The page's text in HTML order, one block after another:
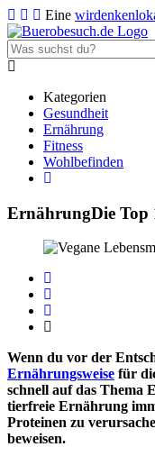
Eine
Kategorien
Gesundheit
Ernährung
Fitness
Wohlbefinden
ErnährungDie Top
Wenn du vor der
Ernährungsweise für
schnell auf das Thema
tierfreie Ernährung
Proteinen zu
beweisen.